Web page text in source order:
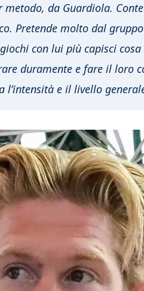
metodo, da Guardiola.
Pretende molto dal
con lui più capisci
duramente e fare il loro
e il livello